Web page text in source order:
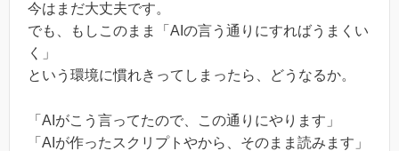
今はまだ大丈夫です。
でも、もしこのまま「AIの言う通りにすればうまくい
く」
という環境に慣れきってしまったら、どうなるか。
「AIがこう言ってたので、この通りにやります」
「AIが作ったスクリプトやから、そのまま読みます」